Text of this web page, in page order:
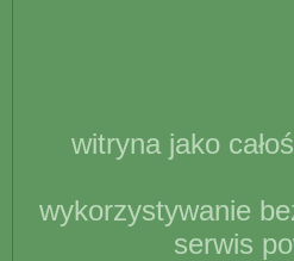
witryna jako
wykorzystywanie
serwis